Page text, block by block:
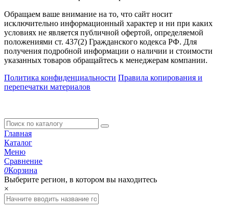
Обращаем ваше внимание на то, что сайт носит
исключительно информационный характер и ни при каких
условиях не является публичной офертой, определяемой
положениями ст. 437(2) Гражданского кодекса РФ. Для
получения подробной информации о наличии и стоимости
указанных товаров обращайтесь к менеджерам компании.
Политика конфиденциальности Правила копирования и
перепечатки материалов
Главная
Каталог
Меню
Сравнение
0Корзина
Выберите регион, в котором вы находитесь
×